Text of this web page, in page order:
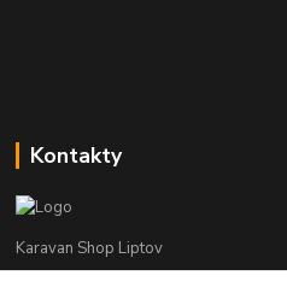
Kontakty
Karavan Shop Liptov